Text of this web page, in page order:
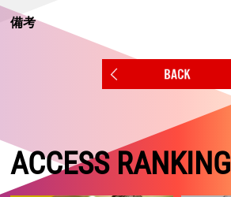
備考
ACCESS RANKING